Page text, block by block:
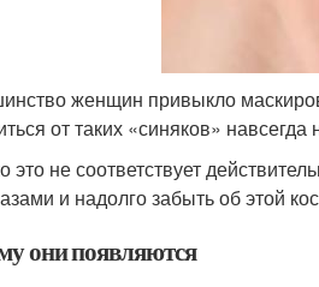
женщин привыкло
от таких «синяков»
это не соответствует
и надолго забыть об этой
они появляются